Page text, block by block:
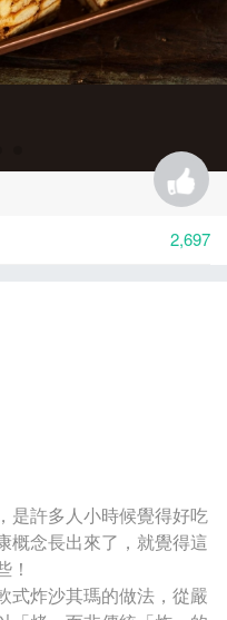
2,697
是許多人小時候覺得好吃
概念長出來了，就覺得這
！
式炸沙其瑪的做法，從嚴